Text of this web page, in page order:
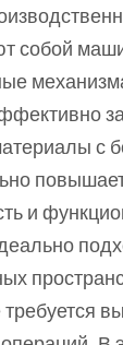
собой
с
и
требуется